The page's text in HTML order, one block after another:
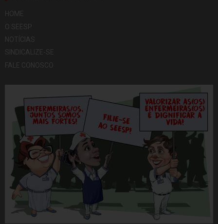
HOME
O SEESP
NOTÍCIAS
SINDICALIZE-SE
FALE CONOSCO